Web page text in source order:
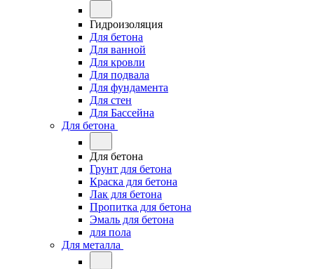
Гидроизоляция
Для бетона
Для ванной
Для кровли
Для подвала
Для фундамента
Для стен
Для Бассейна
Для бетона
Для бетона
Грунт для бетона
Краска для бетона
Лак для бетона
Пропитка для бетона
Эмаль для бетона
для пола
Для металла